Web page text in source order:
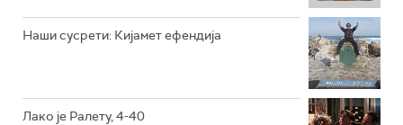
Наши сусрети: Кијамет ефендија
Лако је Ралету, 4-40